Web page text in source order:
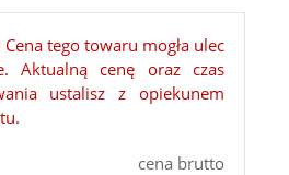
Cena tego towaru mogła ulec
Aktualną cenę oraz czas
ustalisz z opiekunem
cena brutto